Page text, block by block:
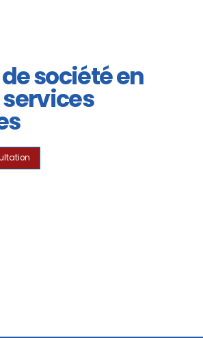
société en